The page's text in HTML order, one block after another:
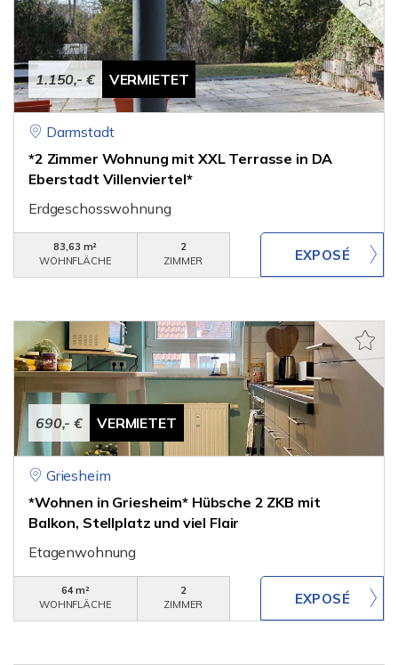
1.150,- € VERMIETET
Darmstadt
*2 Zimmer Wohnung mit XXL Terrasse in DA
Eberstadt Villenviertel*
Erdgeschosswohnung
83,63 m²
WOHNFLÄCHE
2
ZIMMER
690,- € VERMIETET
Griesheim
*Wohnen in Griesheim* Hübsche 2 ZKB mit
Balkon, Stellplatz und viel Flair
Etagenwohnung
64 m²
WOHNFLÄCHE
2
ZIMMER